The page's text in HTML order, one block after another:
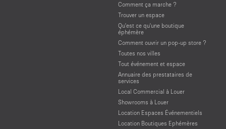
Comment ça marche ?
Trouver un espace
Qu'est ce qu'une boutique
éphémère
Comment ouvrir un pop-up store ?
Toutes nos villes
Tout événement et espace
Annuaire des prestataires de
services
Local Commercial à Louer
Showrooms à Louer
Location Espaces Événementiels
Location Boutiques Ephémères